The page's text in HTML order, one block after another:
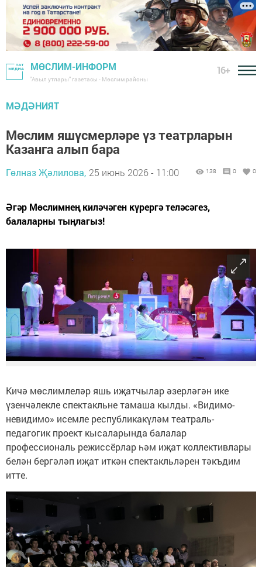
МӨСЛИМ-ИНФОРМ
"Авыл утлары" газетасы - Мөслим районы
16+
МӘДӘНИЯТ
Мөслим яшүсмерләре үз театрларын
Казанга алып бара
Гөлназ Җәлилова, 25 июнь 2026 - 11:00 138 0 0
Әгәр Мөслимнең киләчәген күрергә теләсәгез,
балаларны тыңлагыз!
Кичә мөслимлеләр яшь иҗатчылар әзерләгән ике
үзенчәлекле спектакльне тамаша кылды. «Видимо-
невидимо» исемле республикакүләм театраль-
педагогик проект кысаларында балалар
профессиональ режиссёрлар һәм иҗат коллективлары
белән бергәләп иҗат иткән спектакльләрен тәкъдим
итте.